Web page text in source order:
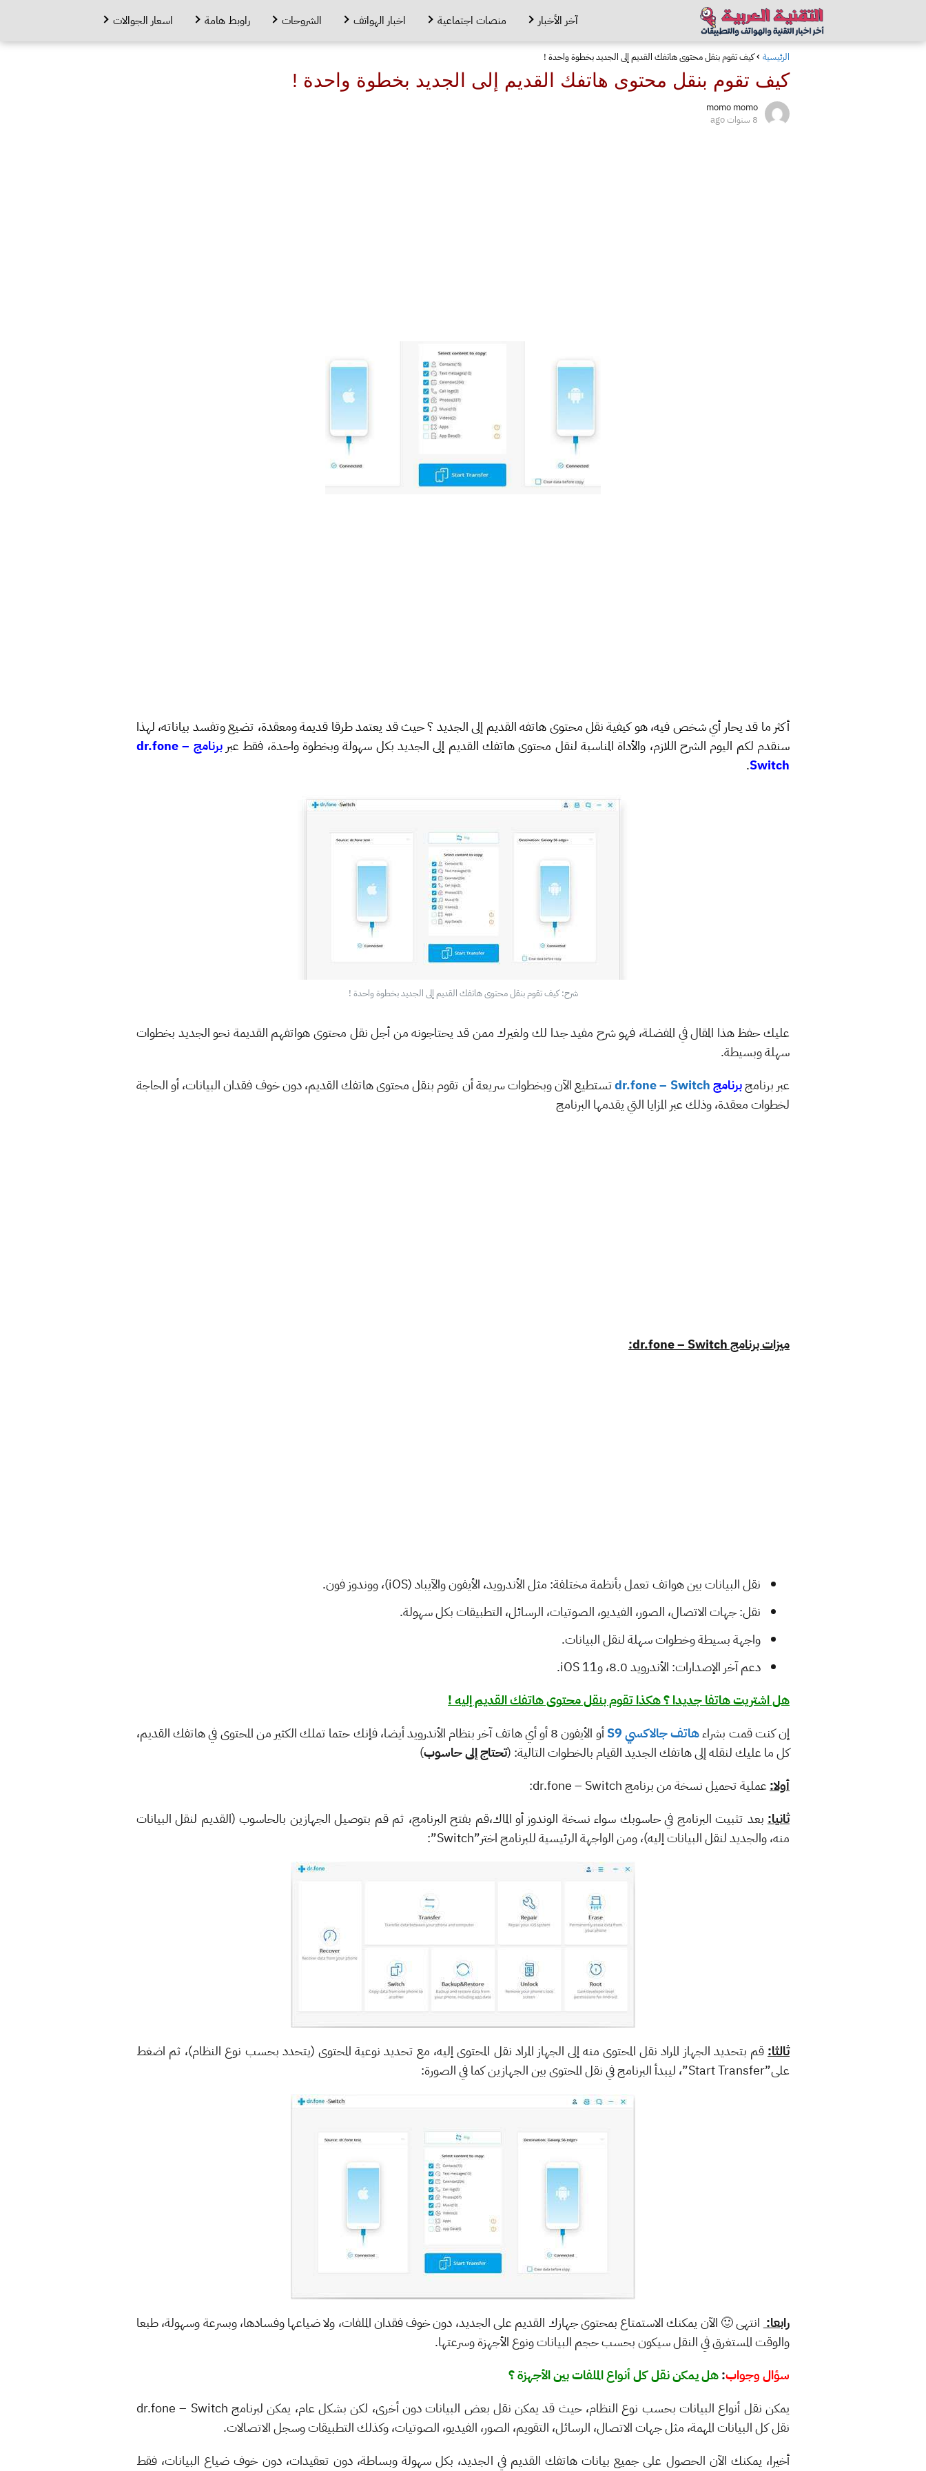
آخر الأخبار منصات اجتماعية اخبار الهواتف الشروحات راوبط هامة اسعار الجوالات
الرئيسية كيف تقوم بنقل محتوى هاتفك القديم إلى الجديد بخطوة واحدة !
كيف تقوم بنقل محتوى هاتفك القديم إلى الجديد بخطوة واحدة !
momo momo
8 سنوات ago
أكثر ما قد يحار أي شخص فيه، هو كيفية نقل محتوى هاتفه القديم إلى الجديد ؟ حيث قد يعتمد طرقا قديمة ومعقدة، تضيع وتفسد بياناته، لهذا
سنقدم لكم اليوم الشرح اللازم، والأداة المناسبة لنقل محتوى هاتفك القديم إلى الجديد بكل سهولة وبخطوة واحدة، فقط عبر
برنامج dr.fone –
Switch
.
شرح: كيف تقوم بنقل محتوى هاتفك القديم إلى الجديد بخطوة واحدة !
عليك حفظ هذا المقال في المفضلة، فهو شرح مفيد جدا لك ولغيرك ممن قد يحتاجونه من أجل نقل محتوى هواتفهم القديمة نحو الجديد بخطوات
سهلة وبسيطة.
عبر برنامجبرنامج
تستطيع الآن وبخطوات سريعة أن تقوم بنقل محتوى هاتفك القديم، دون خوف فقدان البيانات، أو الحاجة
لخطوات معقدة، وذلك عبر المزايا التي يقدمها البرنامج
ميزات برنامج dr.fone – Switch:
نقل البيانات بين هواتف تعمل بأنظمة مختلفة: مثل الأندرويد، الأيفون والآيباد (iOS)، ووندوز فون.
نقل: جهات الاتصال، الصور، الفيديو، الصوتيات، الرسائل، التطبيقات بكل سهولة.
واجهة بسيطة وخطوات سهلة لنقل البيانات.
دعم آخر الإصدارات: الأندرويد 8.0، وiOS 11.
هل اشتريت هاتفا جديدا ؟ هكذا تقوم بنقل محتوى هاتفك القديم إليه !
إن كنت قمت بشراءهاتف جالاكسي S9
أو الأيفون 8 أو أي هاتف آخر بنظام الأندرويد أيضا، فإنك حتما تملك الكثير من المحتوى في هاتفك القديم،
كل ما عليك لنقله إلى هاتفك الجديد القيام بالخطوات التالية: (تحتاج إلى حاسوب)
أولا: عملية تحميل نسخة من برنامج dr.fone – Switch:
ثانيا: بعد تثبيت البرنامج في حاسوبك سواء نسخة الوندوز أو الماك،قم بفتح البرنامج، ثم قم بتوصيل الجهازين بالحاسوب (القديم لنقل البيانات
منه، والجديد لنقل البيانات إليه)، ومن الواجهة الرئيسية للبرنامج اختر”Switch”:
ثالثا: قم بتحديد الجهاز المراد نقل المحتوى منه إلى الجهاز المراد نقل المحتوى إليه، مع تحديد نوعية المحتوى (يتحدد بحسب نوع النظام)، ثم اضغط
على”Start Transfer”، ليبدأ البرنامج في نقل المحتوى بين الجهازين كما في الصورة:
رابعا: انتهى 🙂 الآن يمكنك الاستمتاع بمحتوى جهازك القديم على الجديد، دون خوف فقدان الملفات، ولا ضياعها وفسادها، وبسرعة وسهولة، طبعا
والوقت المستغرق في النقل سيكون بحسب حجم البيانات ونوع الأجهزة وسرعتها.
سؤال وجواب:هل يمكن نقل كل أنواع الملفات بين الأجهزة ؟
يمكن نقل أنواع البيانات بحسب نوع النظام، حيث قد يمكن نقل بعض البيانات دون أخرى، لكن بشكل عام، يمكن لبرنامج dr.fone – Switch
نقل كل البيانات المهمة، مثل جهات الاتصال، الرسائل، التقويم، الصور، الفيديو، الصوتيات، وكذلك التطبيقات وسجل الاتصالات.
أخيرا، يمكنك الآن الحصول على جميع بيانات هاتفك القديم في الجديد، بكل سهولة وبساطة، دون تعقيدات، دون خوف ضياع البيانات، فقط